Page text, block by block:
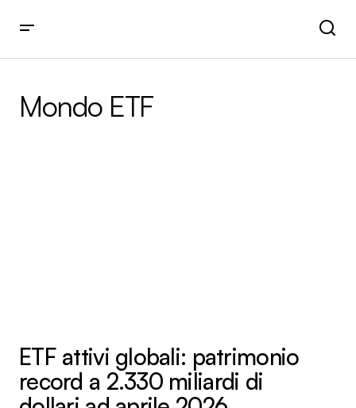
Mondo ETF
ETF attivi globali: patrimonio
record a 2.330 miliardi di